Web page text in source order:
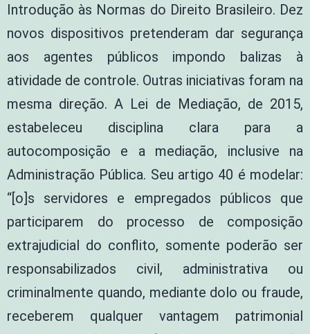
Introdução às Normas do Direito Brasileiro. Dez
novos dispositivos pretenderam dar segurança
aos agentes públicos impondo balizas à
atividade de controle. Outras iniciativas foram na
mesma direção. A Lei de Mediação, de 2015,
estabeleceu disciplina clara para a
autocomposição e a mediação, inclusive na
Administração Pública. Seu artigo 40 é modelar:
“[o]s servidores e empregados públicos que
participarem do processo de composição
extrajudicial do conflito, somente poderão ser
responsabilizados civil, administrativa ou
criminalmente quando, mediante dolo ou fraude,
receberem qualquer vantagem patrimonial